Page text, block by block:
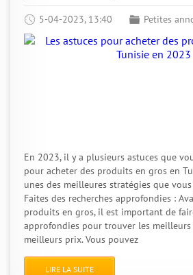
5-04-2023, 13:40 Petites
En 2023, il y a plusieurs astuces que
pour acheter des produits en gros en
unes des meilleures stratégies que
Faites des recherches approfondies :
produits en gros, il est important de
approfondies pour trouver les
meilleurs prix. Vous pouvez
LIRE LA SUITE